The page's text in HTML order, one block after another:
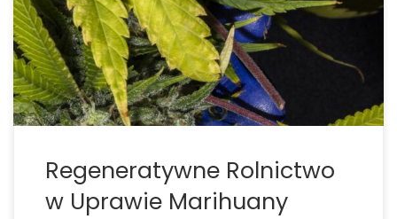
więksi, komercyjni producenci – zaczyna zwracać
się ku praktykom rolnictwa regeneratywnego. To
odpowiedź na wyzwania ekologiczne naszych
czasów, ale także sposób na […]
Regeneratywne Rolnictwo
w Uprawie Marihuany